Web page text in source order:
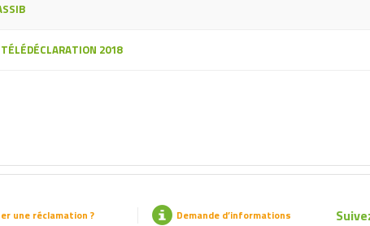
2018
une réclamation ? Demande d’informations